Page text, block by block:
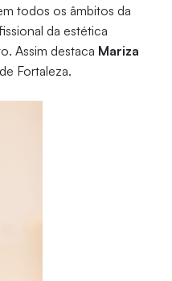
todos os âmbitos da
da estética
Assim destaca Mariza
Fortaleza.